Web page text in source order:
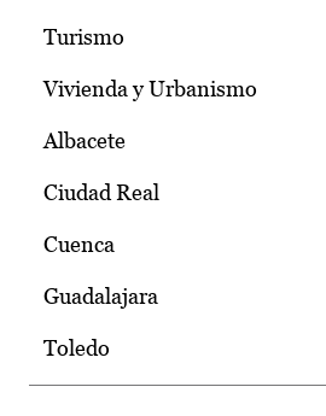
Turismo
Vivienda y Urbanismo
Albacete
Ciudad Real
Cuenca
Guadalajara
Toledo